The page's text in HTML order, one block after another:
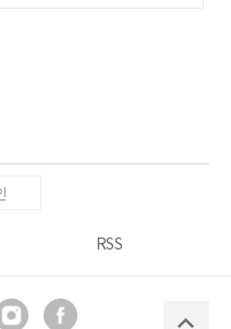
RSS